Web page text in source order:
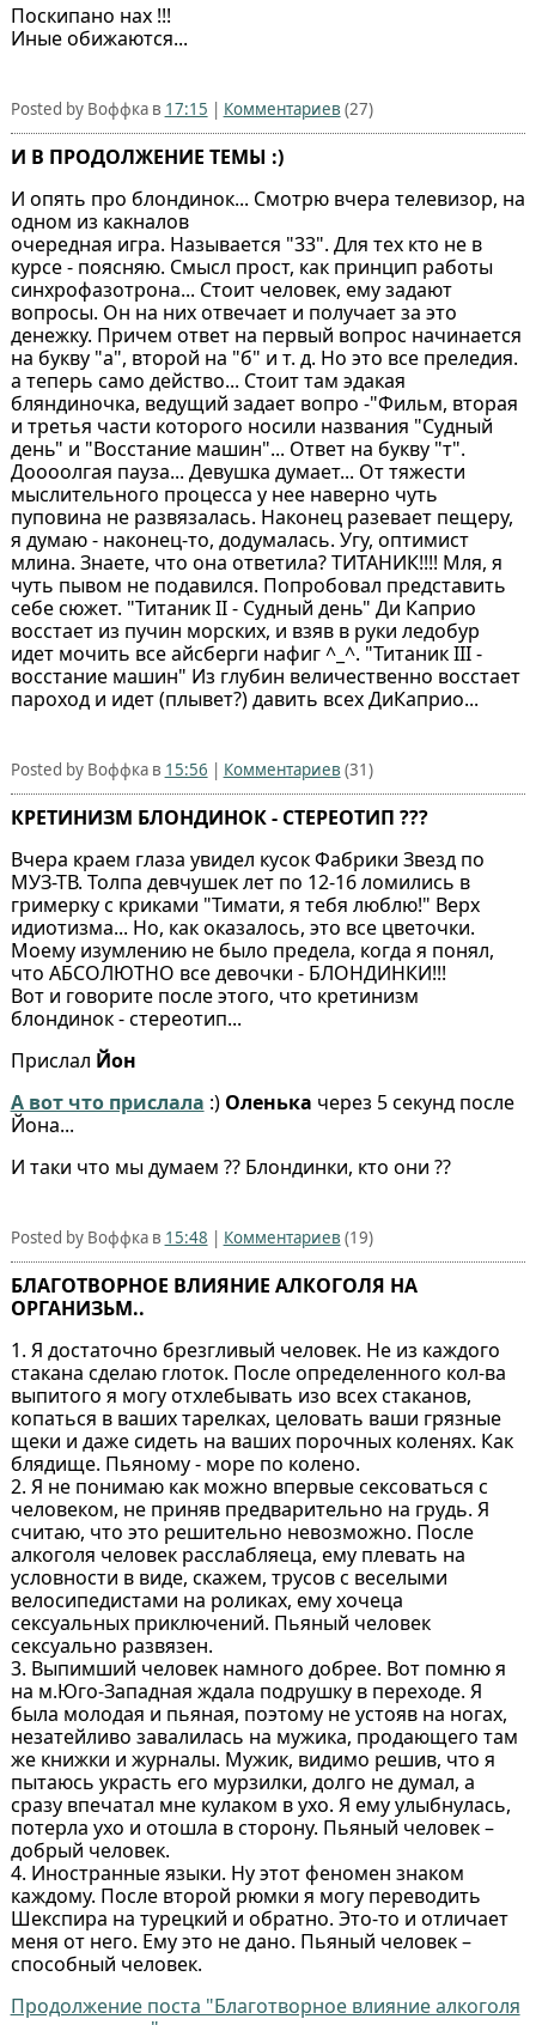
Поскипано нах !!!
Иные обижаются...
Posted by Воффка в 17:15 | Комментариев (27)
И В ПРОДОЛЖЕНИЕ ТЕМЫ :)
И опять про блондинок... Смотрю вчера телевизор, на
одном из какналов
очередная игра. Называется "33". Для тех кто не в
курсе - поясняю. Смысл прост, как принцип работы
синхрофазотрона... Стоит человек, ему задают
вопросы. Он на них отвечает и получает за это
денежку. Причем ответ на первый вопрос начинается
на букву "а", второй на "б" и т. д. Но это все преледия.
а теперь само действо... Стоит там эдакая
бляндиночка, ведущий задает вопро -"Фильм, вторая
и третья части которого носили названия "Судный
день" и "Восстание машин"... Ответ на букву "т".
Доооолгая пауза... Девушка думает... От тяжести
мыслительного процесса у нее наверно чуть
пуповина не развязалась. Наконец разевает пещеру,
я думаю - наконец-то, додумалась. Угу, оптимист
млина. Знаете, что она ответила? ТИТАНИК!!!! Мля, я
чуть пывом не подавился. Попробовал представить
себе сюжет. "Титаник II - Судный день" Ди Каприо
восстает из пучин морских, и взяв в руки ледобур
идет мочить все айсберги нафиг ^_^. "Титаник III -
восстание машин" Из глубин величественно восстает
пароход и идет (плывет?) давить всех ДиКаприо...
Posted by Воффка в 15:56 | Комментариев (31)
КРЕТИНИЗМ БЛОНДИНОК - СТЕРЕОТИП ???
Вчера краем глаза увидел кусок Фабрики Звезд по
МУЗ-ТВ. Толпа девчушек лет по 12-16 ломились в
гримерку с криками "Тимати, я тебя люблю!" Верх
идиотизма... Но, как оказалось, это все цветочки.
Моему изумлению не было предела, когда я понял,
что АБСОЛЮТНО все девочки - БЛОНДИНКИ!!!
Вот и говорите после этого, что кретинизм
блондинок - стереотип...
Прислал Йон
А вот что прислала :) Оленька через 5 секунд после
Йона...
И таки что мы думаем ?? Блондинки, кто они ??
Posted by Воффка в 15:48 | Комментариев (19)
БЛАГОТВОРНОЕ ВЛИЯНИЕ АЛКОГОЛЯ НА
ОРГАНИЗЬМ..
1. Я достаточно брезгливый человек. Не из каждого
стакана сделаю глоток. После определенного кол-ва
выпитого я могу отхлебывать изо всех стаканов,
копаться в ваших тарелках, целовать ваши грязные
щеки и даже сидеть на ваших порочных коленях. Как
блядище. Пьяному - море по колено.
2. Я не понимаю как можно впервые сексоваться с
человеком, не приняв предварительно на грудь. Я
считаю, что это решительно невозможно. После
алкоголя человек расслабляеца, ему плевать на
условности в виде, скажем, трусов с веселыми
велосипедистами на роликах, ему хочеца
сексуальных приключений. Пьяный человек
сексуально развязен.
3. Выпимший человек намного добрее. Вот помню я
на м.Юго-Западная ждала подрушку в переходе. Я
была молодая и пьяная, поэтому не устояв на ногах,
незатейливо завалилась на мужика, продающего там
же книжки и журналы. Мужик, видимо решив, что я
пытаюсь украсть его мурзилки, долго не думал, а
сразу впечатал мне кулаком в ухо. Я ему улыбнулась,
потерла ухо и отошла в сторону. Пьяный человек –
добрый человек.
4. Иностранные языки. Ну этот феномен знаком
каждому. После второй рюмки я могу переводить
Шекспира на турецкий и обратно. Это-то и отличает
меня от него. Ему это не дано. Пьяный человек –
способный человек.
Продолжение поста "Благотворное влияние алкоголя